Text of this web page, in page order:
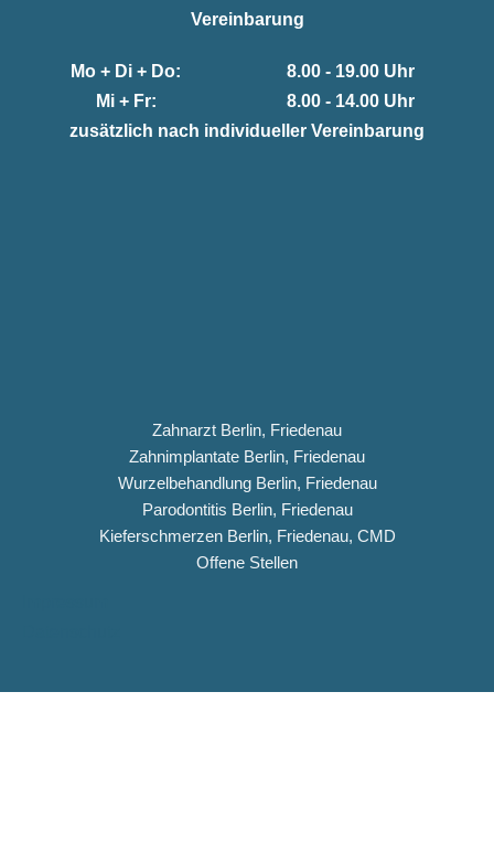
Vereinbarung
Mo + Di + Do:
8.00 - 19.00 Uhr
Mi + Fr:
8.00 - 14.00 Uhr
zusätzlich nach individueller Vereinbarung
Zahnarzt Berlin, Friedenau
Zahnimplantate Berlin, Friedenau
Wurzelbehandlung Berlin, Friedenau
Parodontitis Berlin, Friedenau
Kieferschmerzen Berlin, Friedenau, CMD
Offene Stellen